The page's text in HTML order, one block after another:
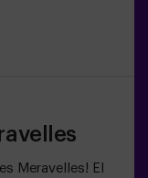
Meravelles! El